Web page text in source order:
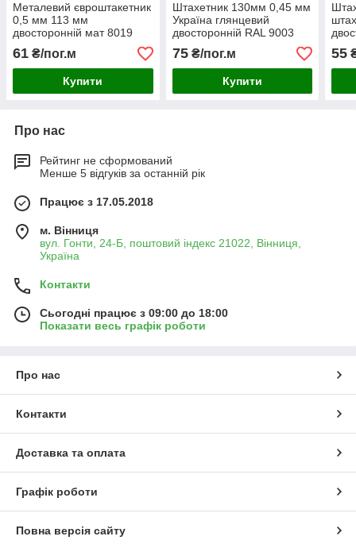
Металевий євроштакетник
0,5 мм 113 мм
двосторонній мат 8019
штахетник
61 ₴/пог.м
Купити
Штахетник 130мм 0,45 мм
Україна глянцевий
двосторонній RAL 9003
75₴/пог.м
Купити
55
Про нас
Рейтинг не сформований
Менше 5 відгуків за останній рік
Працює з 17.05.2018
м. Вінниця
вул. Гонти, 24-Б, поштовий індекс 21022, Вінниця,
Україна
Контакти
Сьогодні працює з 09:00 до 18:00
Показати весь графік роботи
Про нас
Контакти
Доставка та оплата
Графік роботи
Повна версія сайту